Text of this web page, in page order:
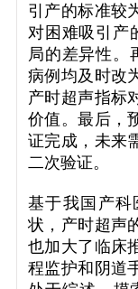
引产的标准较
对困难吸引产
局的差异性。
病例均及时改
产时超声指标
价值。最后，
证完成，未来
二次验证。
基于我国产科
状，产时超声
也加大了临床
程监护和阴道